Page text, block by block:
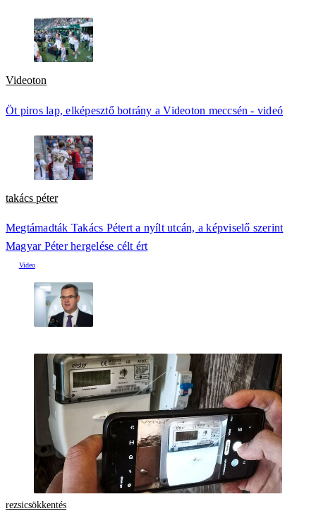
Videoton
Öt piros lap, elképesztő botrány a Videoton meccsén - videó
takács péter
Megtámadták Takács Pétert a nyílt utcán, a képviselő szerint
Magyar Péter hergelése célt ért
rezsicsökkentés